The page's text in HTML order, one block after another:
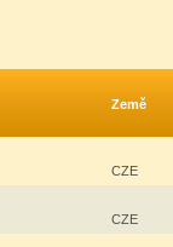
Země
CZE
CZE